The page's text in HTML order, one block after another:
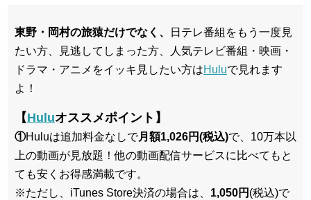
東野・岡村の旅猿だけでなく、
日テレ番組をもう一度見
たい方、見逃してしまった方、人気テレビ番組・映画・
ドラマ・アニメをイッキ見したい方はHuluで見れます
よ！
【Huluオススメポイント】
①Huluは追加料金なしで月額1,026円(税込)で、10万本以
上の動画が見放題！他の動画配信サービスに比べてもと
ても安くお得感満載です。
※ただし、iTunes Store決済の場合は、 1,050円 (税込)で